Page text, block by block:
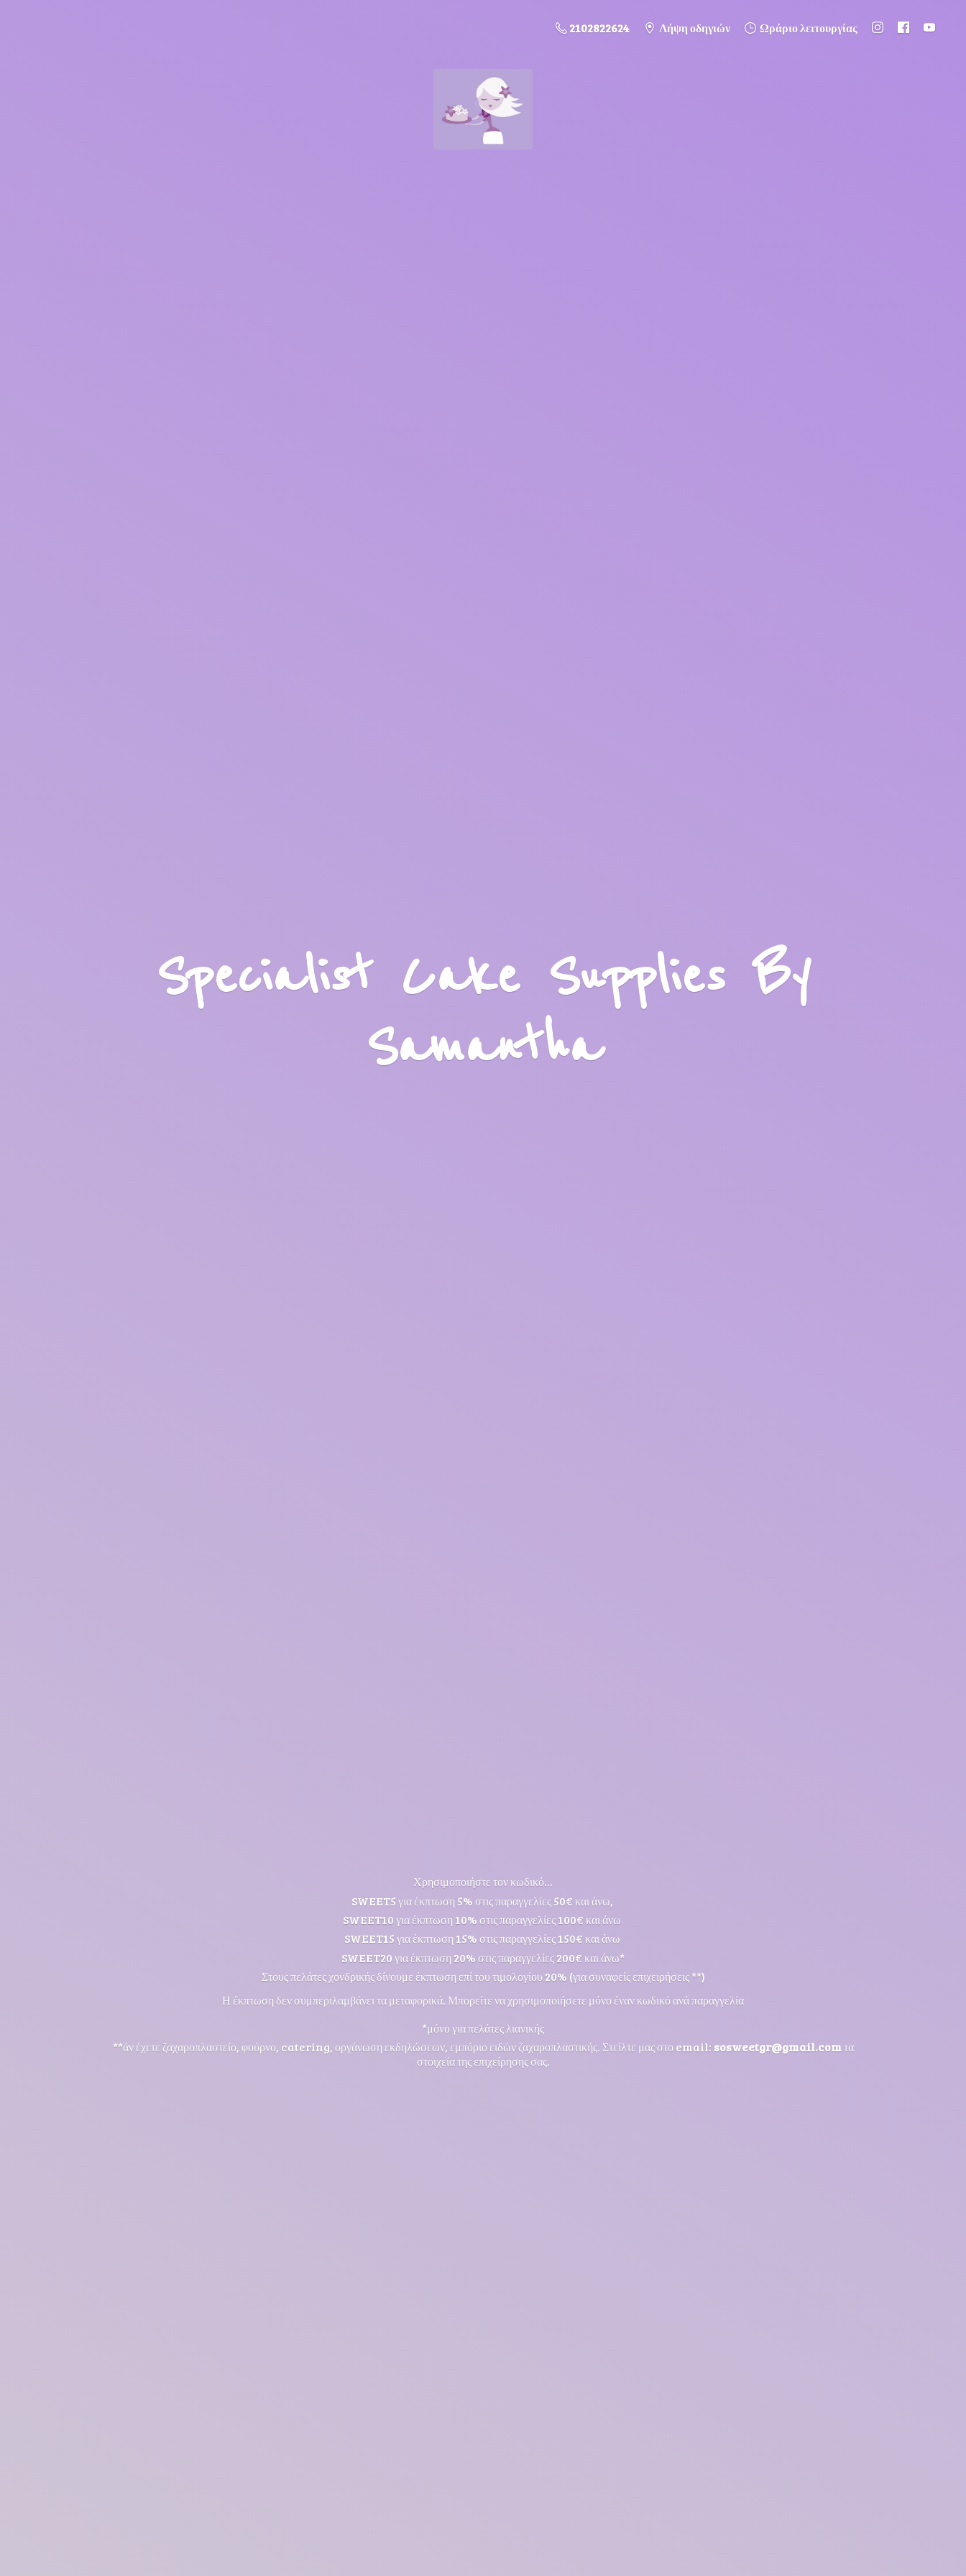
2102822624 Λήψη οδηγιών Ωράριο λειτουργίας
Specialist Cake SuppliesBy
Samantha
Χρησιμοποιήστε τον κωδικό...
SWEET5 για έκπτωση 5% στις παραγγελίες 50€ και άνω,
SWEET10 για έκπτωση 10% στις παραγγελίες 100€ και άνω
SWEET15 για έκπτωση 15% στις παραγγελίες 150€ και άνω
SWEET20 για έκπτωση 20% στις παραγγελίες 200€ και άνω*
Στους πελάτες χονδρικής δίνουμε έκπτωση επί του τιμολογίου 20% (για συναφείς επιχειρήσεις **)
Η έκπτωση δεν συμπεριλαμβάνει τα μεταφορικά. Μπορείτε να χρησιμοποιήσετε μόνο έναν κωδικό ανά παραγγελία
*μόνο για πελάτες λιανικής
**άν έχετε ζαχαροπλαστείο, φούρνο, catering, οργάνωση εκδηλώσεων, εμπόριο ειδών ζαχαροπλαστικής. Στείλτε μας στο email: sosweetgr@gmail.comτα
στοιχεία της επιχείρησης σας.